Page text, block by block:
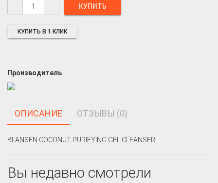
КУПИТЬ В 1 КЛИК
Производитель
ОПИСАНИЕ ОТЗЫВЫ (0)
BLANSEN COCONUT PURIFYING GEL CLEANSER
Вы недавно смотрели